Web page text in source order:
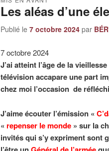
Les aléas d’une
Publié le 7 octobre 2024 par
7 octobre 2024
J’ai atteint l’âge de la
télévision accapare une part
chez moi l’occasion de
J’aime écouter l’émission «
« repenser le monde » sur la
invités qui s’y expriment sont